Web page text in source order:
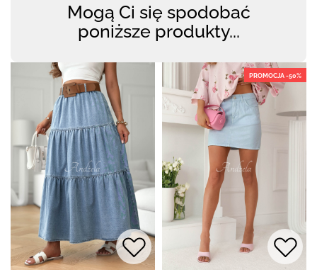
Mogą Ci się spodobać
poniższe produkty...
PROMOCJA -50%